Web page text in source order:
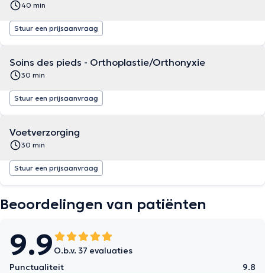
40 min
Stuur een prijsaanvraag
Soins des pieds - Orthoplastie/Orthonyxie
30 min
Stuur een prijsaanvraag
Voetverzorging
30 min
Stuur een prijsaanvraag
Beoordelingen van patiënten
9.9 O.b.v. 37 evaluaties
Punctualiteit
9.8